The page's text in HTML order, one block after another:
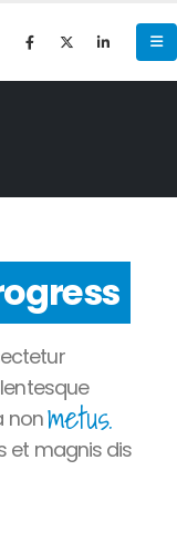
nonmetus.
et magnis dis